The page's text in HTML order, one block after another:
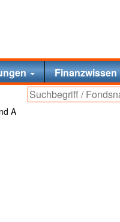
Finanzwissen
A